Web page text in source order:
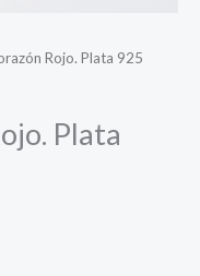
Rojo. Plata 925
Plata